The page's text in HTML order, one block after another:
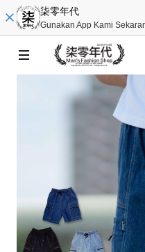
柒零年代
Gunakan App Kami